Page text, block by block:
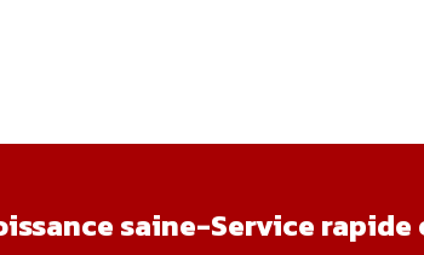
saine-Service